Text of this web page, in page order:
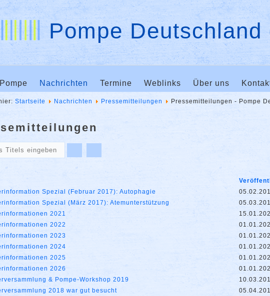
Pompe Deutschland
Pompe Nachrichten Termine Weblinks Über uns
Startseite Nachrichten Pressemitteilungen Pressemitteilungen - Pompe
Spezial (Februar 2017): Autophagie
Spezial (März 2017): Atemunterstützung
2021
2022
2023
2024
2025
2026
& Pompe-Workshop 2019
2018 war gut besucht